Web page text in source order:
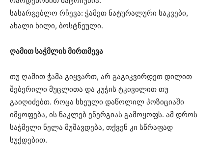
სასარგებლო რჩევა: ჭამეთ ნატურალური საკვები,
ახალი ხილი, ბოსტნეული.
ღამით საჭმლის მირთმევა
თუ ღამით ჭამა გიყვართ, არ გაგიკვირდეთ დილით
შებერილი მუცლითა და კუჭის ტკივილით თუ
გაიღიძებთ. როცა სხეული დაწოლილ პოზიციაში
იმყოფება, ის ნაკლებ ენერგიას გამოყოფს. ამ დროს
საჭმელი ნელა მუშავდება, თქვენ კი სწრაფად
სუქდებით.